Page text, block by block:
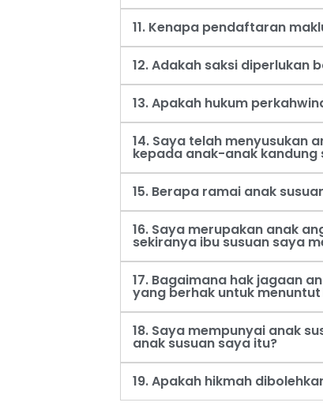
11. Kenapa pendaftaran
12. Adakah saksi diperlukan
13. Apakah hukum
14. Saya telah menyusukan
kepada anak-anak kandung
15. Berapa ramai anak
16. Saya merupakan anak
sekiranya ibu susuan saya
17. Bagaimana hak jagaan
yang berhak untuk
18. Saya mempunyai anak
anak susuan saya itu?
19. Apakah hikmah